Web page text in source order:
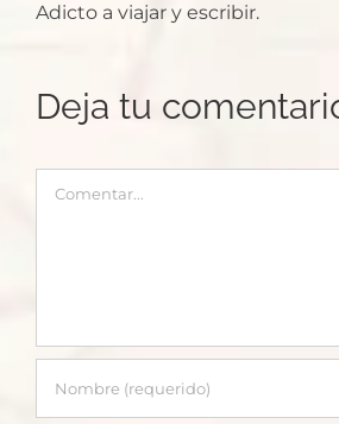
Adicto a viajar y escribir.
Deja tu
Comentar